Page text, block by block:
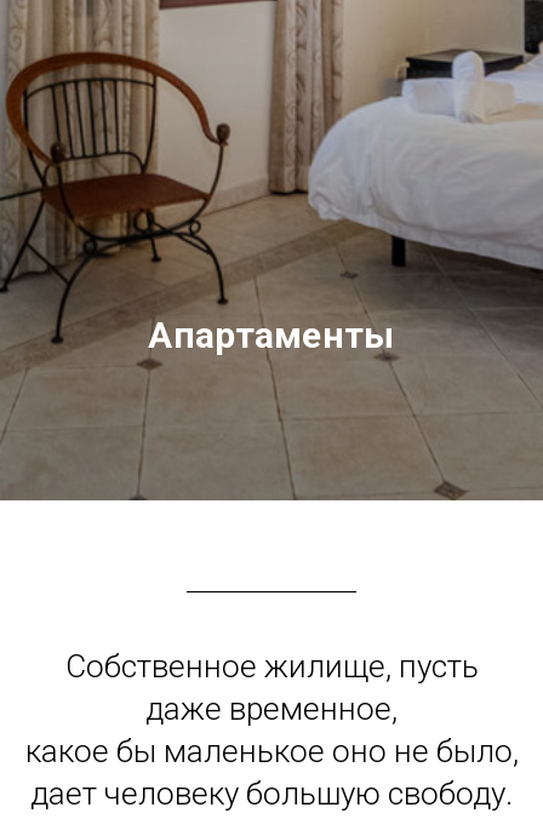
Апартаменты
Собственное жилище, пусть
даже временное,
какое бы маленькое оно не было,
дает человеку большую свободу.